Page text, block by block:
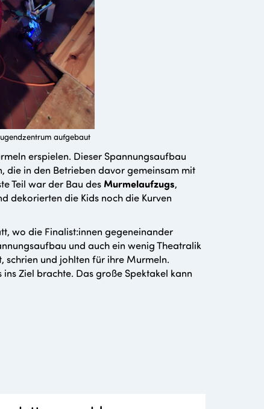
aufgebaut
erspielen. Dieser Spannungsaufbau
die in den Betrieben davor gemeinsam mit
Teil war der Bau des Murmelaufzugs,
dekorierten die Kids noch die Kurven
wo die Finalist:innen gegeneinander
und auch ein wenig Theatralik
schrien und johlten für ihre Murmeln.
Ziel brachte. Das große Spektakel kann